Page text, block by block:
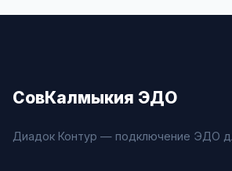
СовКалмыкия ЭДО
Диадок Контур — подключение ЭДО